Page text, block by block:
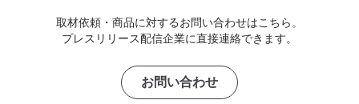
取材依頼・商品に対するお問い合わせはこちら。
プレスリリース配信企業に直接連絡できます。
お問い合わせ